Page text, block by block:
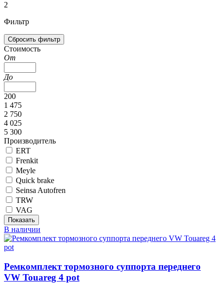
2
Фильтр
Стоимость
От
До
200
1 475
2 750
4 025
5 300
Производитель
ERT
Frenkit
Meyle
Quick brake
Seinsa Autofren
TRW
VAG
В наличии
Ремкомплект тормозного суппорта переднего
VW Touareg 4 pot